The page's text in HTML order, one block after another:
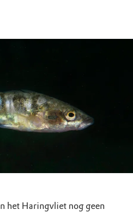
het Haringvliet nog geen